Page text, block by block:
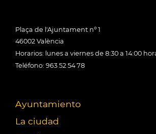
Plaça de l'Ajuntament nº 1
46002 València
Horarios: lunes a viernes de 8:30 a 14:00
Teléfono: 963 52 54 78
Ayuntamiento
La ciudad